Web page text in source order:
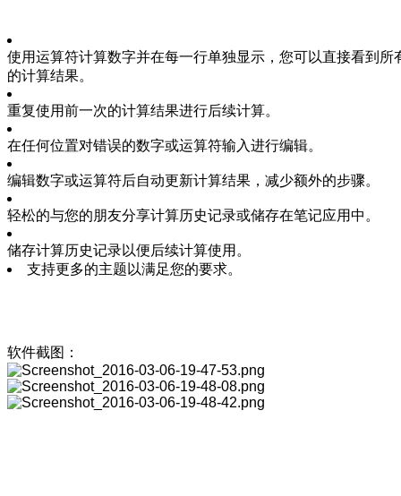
使用运算符计算数字并在每一行单独显示，您可以直接看到所
的计算结果。
重复使用前一次的计算结果进行后续计算。
在任何位置对错误的数字或运算符输入进行编辑。
编辑数字或运算符后自动更新计算结果，减少额外的步骤。
轻松的与您的朋友分享计算历史记录或储存在笔记应用中。
储存计算历史记录以便后续计算使用。
支持更多的主题以满足您的要求。
软件截图：